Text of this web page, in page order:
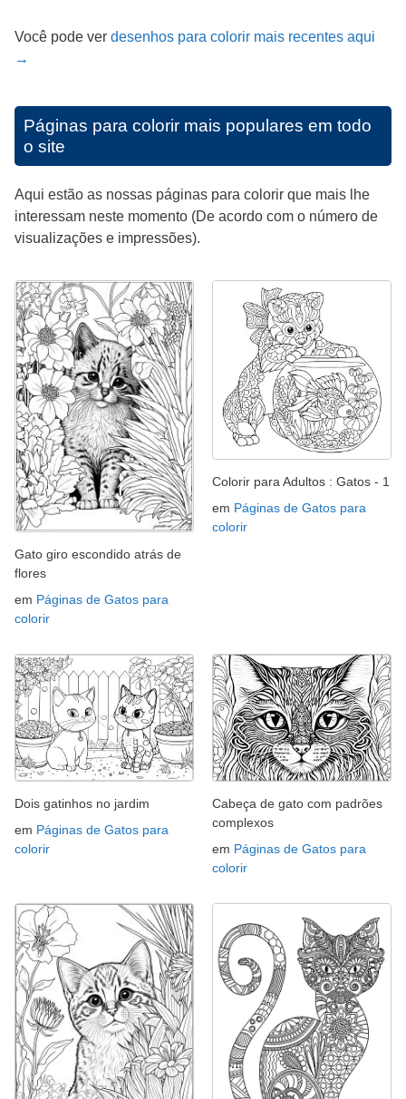
Você pode ver desenhos para colorir mais recentes aqui
→
Páginas para colorir mais populares em todo
o site
Aqui estão as nossas páginas para colorir que mais lhe
interessam neste momento (De acordo com o número de
visualizações e impressões).
Gato giro escondido atrás de
flores
em Páginas de Gatos para
colorir
Colorir para Adultos : Gatos - 1
em Páginas de Gatos para
colorir
Dois gatinhos no jardim
em Páginas de Gatos para
colorir
Cabeça de gato com padrões
complexos
em Páginas de Gatos para
colorir